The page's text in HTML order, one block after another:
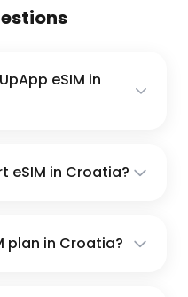
eSIM in
eSIM in Croatia?
plan in Croatia?